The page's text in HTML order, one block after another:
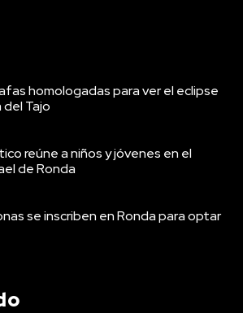
homologadas para ver el eclipse
Tajo
reúne a niños y jóvenes en el
de Ronda
se inscriben en Ronda para optar